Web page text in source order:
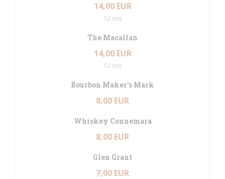
14,00 EUR
12 ans
The Macallan
14,00 EUR
12 ans
Bourbon Maker's Mark
8,00 EUR
Whiskey Connemara
8,00 EUR
Glen Grant
7,00 EUR